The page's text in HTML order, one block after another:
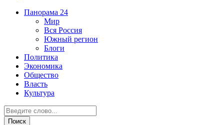
Панорама 24
Мир
Вся Россия
Южный регион
Блоги
Политика
Экономика
Общество
Власть
Культура